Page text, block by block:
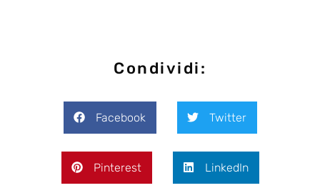
Condividi:
Facebook Twitter
Pinterest LinkedIn